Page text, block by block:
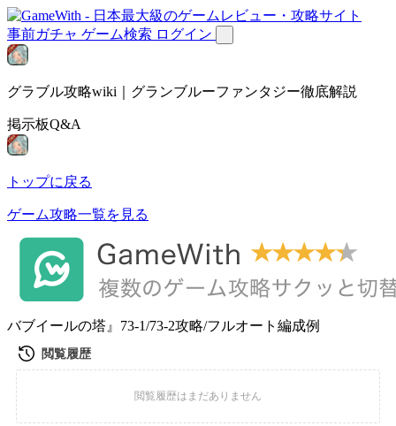
事前ガチャ ゲーム検索 ログイン
グラブル攻略wiki｜グランブルーファンタジー徹底解説
掲示板Q&A
トップに戻る
ゲーム攻略一覧を見る
バブイールの塔』73-1/73-2攻略/フルオート編成例